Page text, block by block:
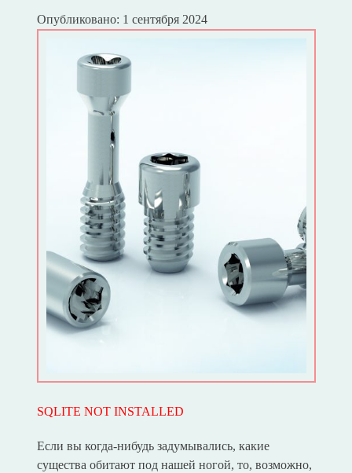
Опубликовано: 1 сентября 2024
SQLITE NOT INSTALLED
Если вы когда-нибудь задумывались, какие
существа обитают под нашей ногой, то, возможно,